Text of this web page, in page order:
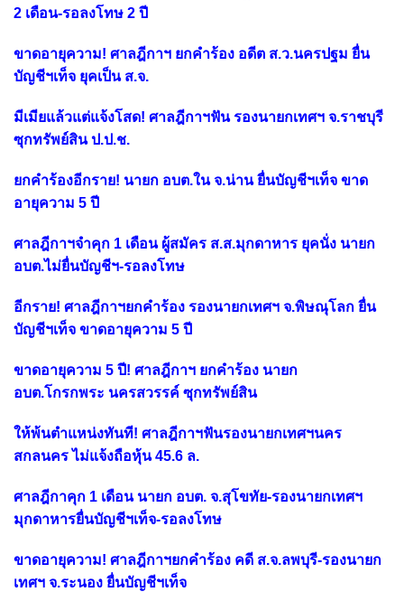
2 เดือน-รอลงโทษ 2 ปี
ขาดอายุความ! ศาลฎีกาฯ ยกคำร้อง อดีต ส.ว.นครปฐม ยื่น
บัญชีฯเท็จ ยุคเป็น ส.จ.
มีเมียแล้วแต่แจ้งโสด! ศาลฎีกาฯฟัน รองนายกเทศฯ จ.ราชบุรี
ซุกทรัพย์สิน ป.ป.ช.
ยกคำร้องอีกราย! นายก อบต.ใน จ.น่าน ยื่นบัญชีฯเท็จ ขาด
อายุความ 5 ปี
ศาลฎีกาฯจำคุก 1 เดือน ผู้สมัคร ส.ส.มุกดาหาร ยุคนั่ง นายก
อบต.ไม่ยื่นบัญชีฯ-รอลงโทษ
อีกราย! ศาลฎีกาฯยกคำร้อง รองนายกเทศฯ จ.พิษณุโลก ยื่น
บัญชีฯเท็จ ขาดอายุความ 5 ปี
ขาดอายุความ 5 ปี! ศาลฎีกาฯ ยกคำร้อง นายก
อบต.โกรกพระ นครสวรรค์ ซุกทรัพย์สิน
ให้พ้นตำแหน่งทันที! ศาลฎีกาฯฟันรองนายกเทศฯนคร
สกลนคร ไม่แจ้งถือหุ้น 45.6 ล.
ศาลฎีกาคุก 1 เดือน นายก อบต. จ.สุโขทัย-รองนายกเทศฯ
มุกดาหารยื่นบัญชีฯเท็จ-รอลงโทษ
ขาดอายุความ! ศาลฎีกาฯยกคำร้อง คดี ส.จ.ลพบุรี-รองนายก
เทศฯ จ.ระนอง ยื่นบัญชีฯเท็จ